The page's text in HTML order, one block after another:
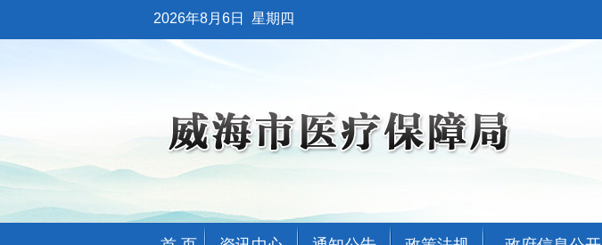
2026年8月6日 星期四